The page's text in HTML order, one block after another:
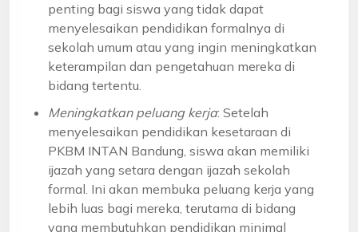
penting bagi siswa yang tidak dapat
menyelesaikan pendidikan formalnya di
sekolah umum atau yang ingin meningkatkan
keterampilan dan pengetahuan mereka di
bidang tertentu.
Meningkatkan peluang kerja: Setelah
menyelesaikan pendidikan kesetaraan di
PKBM INTAN Bandung, siswa akan memiliki
ijazah yang setara dengan ijazah sekolah
formal. Ini akan membuka peluang kerja yang
lebih luas bagi mereka, terutama di bidang
yang membutuhkan pendidikan minimal